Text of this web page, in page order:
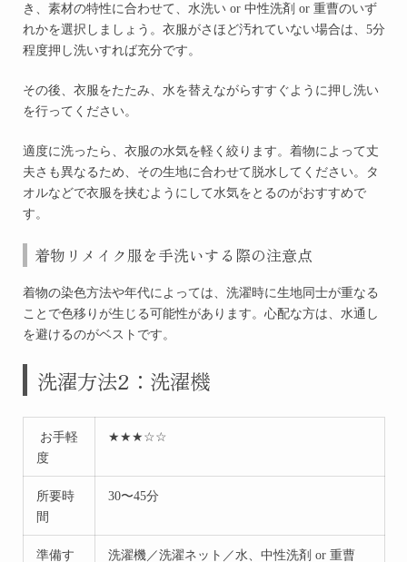
き、素材の特性に合わせて、水洗い or 中性洗剤 or 重曹のいず
れかを選択しましょう。衣服がさほど汚れていない場合は、5分
程度押し洗いすれば充分です。
その後、衣服をたたみ、水を替えながらすすぐように押し洗い
を行ってください。
適度に洗ったら、衣服の水気を軽く絞ります。着物によって丈
夫さも異なるため、その生地に合わせて脱水してください。タ
オルなどで衣服を挟むようにして水気をとるのがおすすめで
す。
着物リメイク服を手洗いする際の注意点
着物の染色方法や年代によっては、洗濯時に生地同士が重なる
ことで色移りが生じる可能性があります。心配な方は、水通し
を避けるのがベストです。
洗濯方法2：洗濯機
お手軽
度
★★★☆☆
所要時
間
30〜45分
準備す 洗濯機／洗濯ネット／水、中性洗剤 or 重曹